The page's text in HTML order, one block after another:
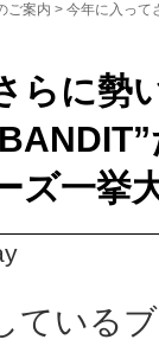
ご案内 > 今年に入って
らに勢
一挙
ている